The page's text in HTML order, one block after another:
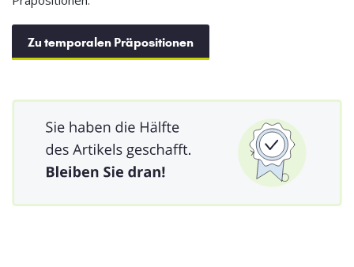
Zu temporalen Präpositionen